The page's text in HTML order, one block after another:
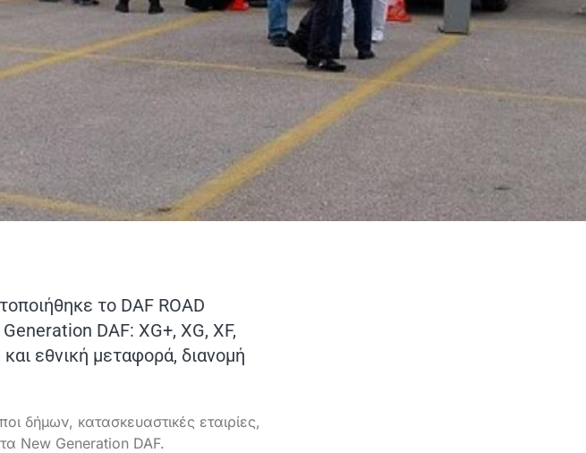
το DAF ROAD
DAF: XG+, XG, XF,
εθνική μεταφορά, διανομή
δήμων, κατασκευαστικές εταιρίες,
New Generation DAF.